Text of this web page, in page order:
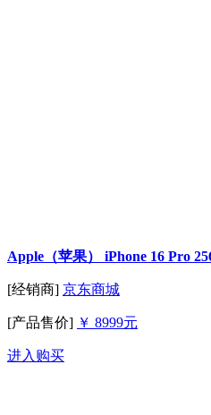
Apple（苹果） iPhone 16 Pro
[经销商] 京东商城
[产品售价] ￥ 8999元
进入购买